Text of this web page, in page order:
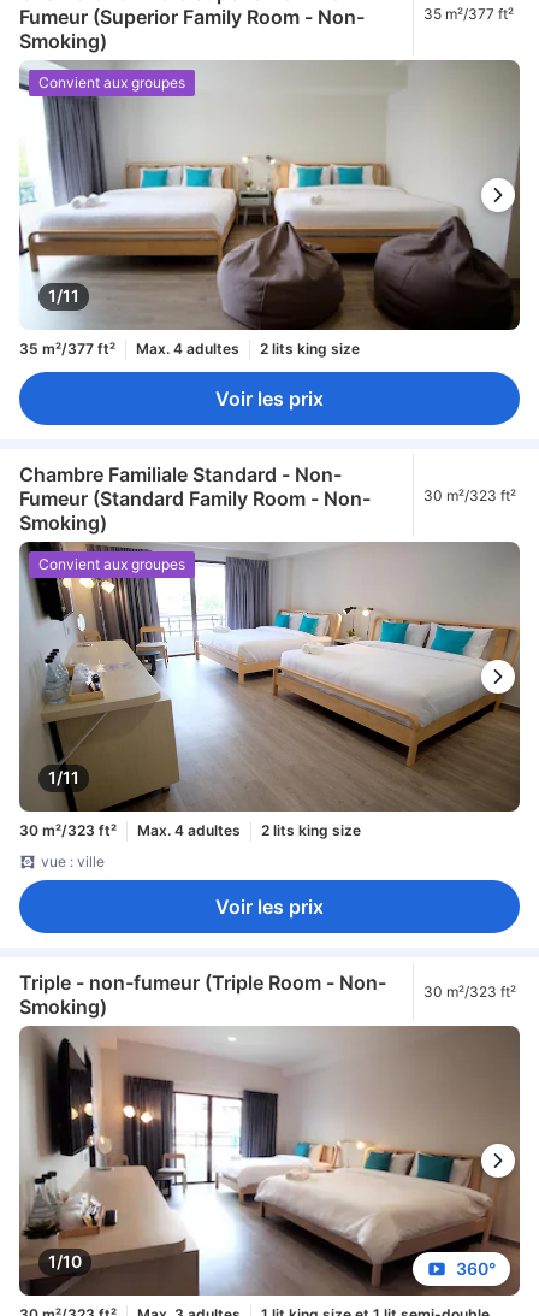
Fumeur (Superior Family Room - Non-
Smoking)
35 m²/377 ft²
1/11
Convient aux groupes
35 m²/377 ft² Max. 4 adultes 2 lits king size
Voir les prix
Chambre Familiale Standard - Non-
Fumeur (Standard Family Room - Non-
Smoking)
30 m²/323 ft²
1/11
Convient aux groupes
30 m²/323 ft² Max. 4 adultes
2 lits king size
vue : ville
Voir les prix
Triple - non-fumeur (Triple Room - Non-
Smoking)
30 m²/323 ft²
1/10 360°